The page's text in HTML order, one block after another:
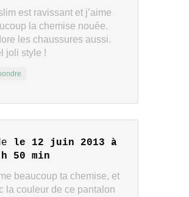
est ravissant et j’aime
la chemise nouée.
les chaussures aussi.
joli style !
le 12 juin 2013 à
50 min
beaucoup ta chemise, et
la couleur de ce pantalon